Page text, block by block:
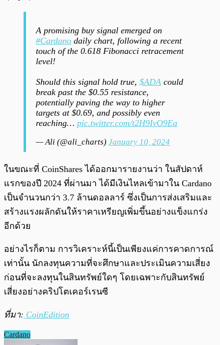
A promising buy signal emerged on
#Cardano daily chart, following a recent
touch of the 0.618 Fibonacci retracement
level!
Should this signal hold true, $ADA could
break past the $0.55 resistance,
potentially paving the way to higher
targets at $0.69, and possibly even
reaching… pic.twitter.com/t2H9IvO9Ea
— Ali (@ali_charts) January 10, 2024
ในขณะที่ CoinShares ได้ออกมารายงานว่า ในสัปดาห์
แรกของปี 2024 ที่ผ่านมา ได้มีเงินไหลเข้ามาใน Cardano
เป็นจำนวนกว่า 3.7 ล้านดอลลาร์ ซึ่งเป็นการส่งเสริมและ
สร้างแรงผลักดันให้ราคาเหรียญเพิ่มขึ้นอย่างแข็งแกร่ง
อีกด้วย
อย่างไรก็ตาม การวิเคราะห์นี้เป็นเพียงแค่การคาดการณ์
เท่านั้น นักลงทุนความที่จะศึกษาและประเมินความเสี่ยง
ก่อนที่จะลงทุนในสินทรัพย์ใดๆ โดยเฉพาะกับสินทรัพย์
เสี่ยงอย่างคริปโตเคอร์เรนซี
ที่มา: CoinEdition
Cardano